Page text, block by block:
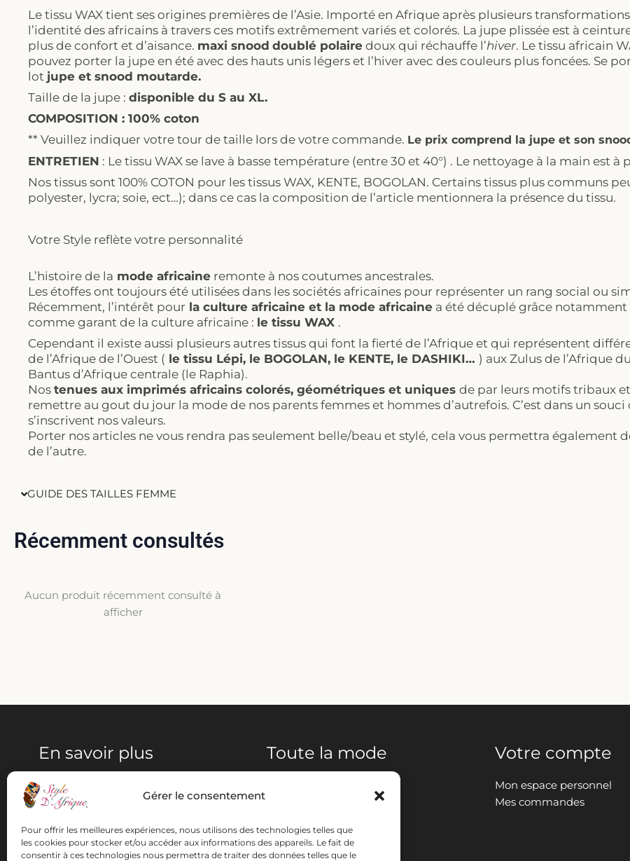
Gérer le consentement
Pour offrir les meilleures expériences, nous utilisons des technologies telles que
les cookies pour stocker et/ou accéder aux informations des appareils. Le fait de
consentir à ces technologies nous permettra de traiter des données telles que le
Le tissu WAX tient ses origines premières de l’Asie. Importé en Afrique après plusieurs
l’identité des africains à travers ces motifs extrêmement variés et colorés. La jupe plissée est à
plus de confort et d’aisance. maxi snood doublé polaire doux qui réchauffe l’hiver. Le tissu africain
pouvez porter la jupe en été avec des hauts unis légers et l’hiver avec des couleurs plus foncées. Se
lot jupe et snood moutarde.
Taille de la jupe : disponible du S au XL.
COMPOSITION : 100% coton
** Veuillez indiquer votre tour de taille lors de votre commande. Le prix comprend la jupe et son
ENTRETIEN : Le tissu WAX se lave à basse température (entre 30 et 40°) . Le nettoyage à la main est à
Nos tissus sont 100% COTON pour les tissus WAX, KENTE, BOGOLAN. Certains tissus plus communs
polyester, lycra; soie, ect…); dans ce cas la composition de l’article mentionnera la présence du tissu.
Votre Style reflète votre personnalité
L’histoire de la mode africaine remonte à nos coutumes ancestrales.
Les étoffes ont toujours été utilisées dans les sociétés africaines pour représenter un rang social ou
Récemment, l’intérêt pour la culture africaine et la mode africaine a été décuplé grâce notamment
comme garant de la culture africaine : le tissu WAX .
Cependant il existe aussi plusieurs autres tissus qui font la fierté de l’Afrique et qui représentent
de l’Afrique de l’Ouest ( le tissu Lépi, le BOGOLAN, le KENTE, le DASHIKI… ) aux Zulus de l’Afrique
Bantus d’Afrique centrale (le Raphia).
Nos tenues aux imprimés africains colorés, géométriques et uniques de par leurs motifs tribaux
remettre au gout du jour la mode de nos parents femmes et hommes d’autrefois. C’est dans un
s’inscrivent nos valeurs.
Porter nos articles ne vous rendra pas seulement belle/beau et stylé, cela vous permettra également
de l’autre.
GUIDE DES TAILLES FEMME
Récemment consultés
Aucun produit récemment consulté à
afficher
En savoir plus
Accueil
Notre histoire
CGV
Mentions Légales
Toute la mode
Maison et décoration
Votre compte
Mon espace personnel
Mes commandes